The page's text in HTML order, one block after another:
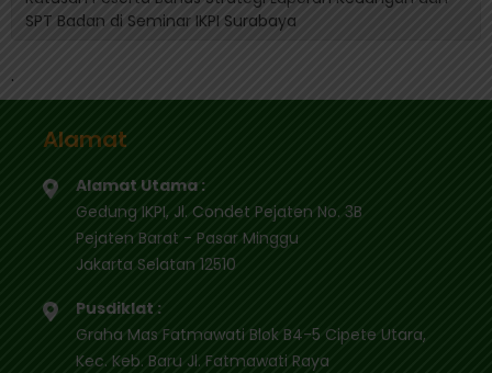
SPT Badan di Seminar IKPI Surabaya
.
Alamat
Alamat Utama :
Gedung IKPI, Jl. Condet Pejaten No. 3B
Pejaten Barat - Pasar Minggu
Jakarta Selatan 12510
Pusdiklat :
Graha Mas Fatmawati Blok B4-5 Cipete Utara,
Kec. Keb. Baru Jl. Fatmawati Raya